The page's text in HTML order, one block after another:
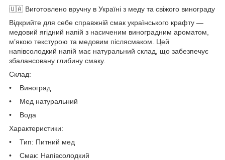
🇺🇦 Виготовлено вручну в Україні з меду та свіжого винограду
Відкрийте для себе справжній смак українського крафту —
медовий ягідний напій з насиченим виноградним ароматом,
м’якою текстурою та медовим післясмаком. Цей
напівсолодкий напій має натуральний склад, що забезпечує
збалансовану глибину смаку.
Склад:
• Виноград
• Мед натуральний
• Вода
Характеристики:
• Тип: Питний мед
• Смак: Напівсолодкий